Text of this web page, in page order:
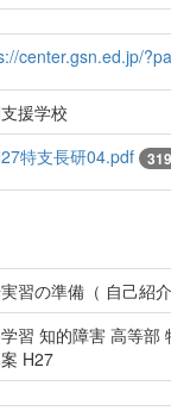
center.gsn.ed.jp/
援学校
特支長研04.pdf
習の準備（ 自己紹介
習 知的障害 高等部
H27